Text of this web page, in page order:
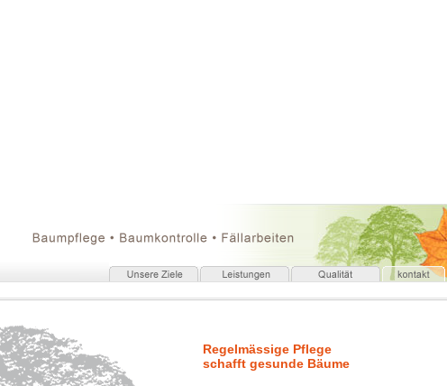
Regelmässige Pflege
schafft gesunde Bäume